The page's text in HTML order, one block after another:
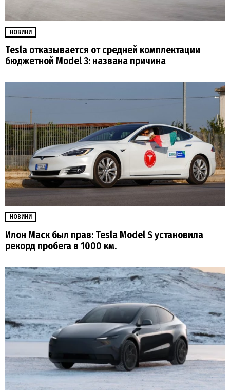
НОВИНИ
Tesla отказывается от средней комплектации
бюджетной Model 3: названа причина
НОВИНИ
Илон Маск был прав: Tesla Model S установила
рекорд пробега в 1000 км.